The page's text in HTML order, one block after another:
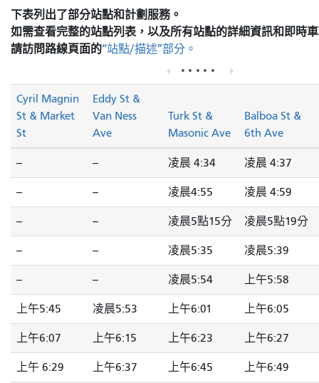
下表列出了部分站點和計劃服務。
如需查看完整的站點列表，以及所有站點的詳細資訊和即時
請訪問路線頁面的“站點/描述”部分。
Cyril Magnin
St & Market
St
Eddy St &
Van Ness
Ave
Turk St &
Masonic Ave
Balboa St &
6th Ave
-- -- 凌晨 4:34 凌晨 4:37
-- -- 凌晨4:55 凌晨 4:59
-- -- 凌晨5點15分 凌晨5點19分
-- -- 凌晨5:35 凌晨5:39
-- -- 凌晨5:54 上午5:58
上午5:45 凌晨5:53 上午6:01 上午6:05
上午6:07 上午6:15 上午6:23 上午6:27
上午 6:29 上午6:37 上午6:45 上午6:49